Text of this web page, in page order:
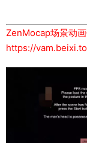
ZenMocap场景动
https://